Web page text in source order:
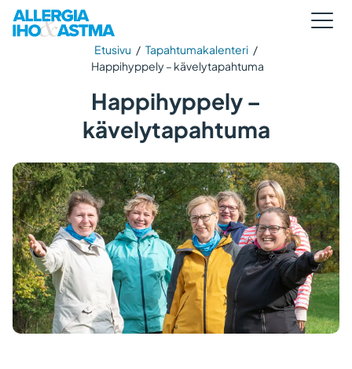
Etusivu / Tapahtumakalenteri /
Happihyppely – kävelytapahtuma
Happihyppely –
kävelytapahtuma